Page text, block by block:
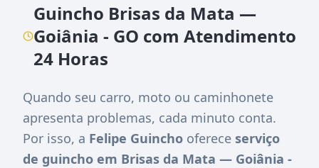
Guincho Brisas da Mata —
Goiânia - GO com Atendimento
24 Horas
Quando seu carro, moto ou caminhonete
apresenta problemas, cada minuto conta.
Por isso, a Felipe Guincho oferece serviço
de guincho em Brisas da Mata — Goiânia -